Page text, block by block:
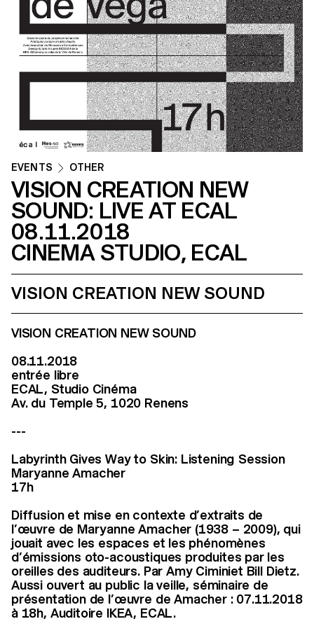
EVENTS OTHER
VISION CREATION NEW
SOUND: LIVE AT ECAL
08.11.2018
CINEMA STUDIO, ECAL
VISION CREATION NEW SOUND
VISION CREATION NEW SOUND
08.11.2018
entrée libre
ECAL, Studio Cinéma
Av. du Temple 5, 1020 Renens
---
Labyrinth Gives Way to Skin: Listening Session
Maryanne Amacher
17h
Diffusion et mise en contexte d’extraits de
l’œuvre de Maryanne Amacher (1938 – 2009), qui
jouait avec les espaces et les phénomènes
d’émissions oto-acoustiques produites par les
oreilles des auditeurs. Par Amy Ciminiet Bill Dietz.
Aussi ouvert au public la veille, séminaire de
présentation de l’œuvre de Amacher : 07.11.2018
à 18h, Auditoire IKEA, ECAL.